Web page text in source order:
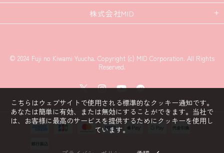
株式会社MID
© 2024 Fuji no Kiwami Yuucha. Copyright (c) MID Corporation. All Rights
Reserved.
こちらはウェブサイトで使用される標準的なクッキー通知です。
あなたは簡単に有効、または無効にすることができます。当社で
は、お客様に最高のサービスを提供するためにクッキーを使用し
ています。